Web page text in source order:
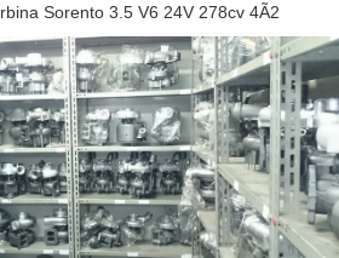
Sorento 3.5 V6 24V 278cv 4Ã2